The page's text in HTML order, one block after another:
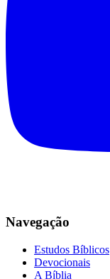
Navegação
Estudos Bíblicos
Devocionais
A Bíblia